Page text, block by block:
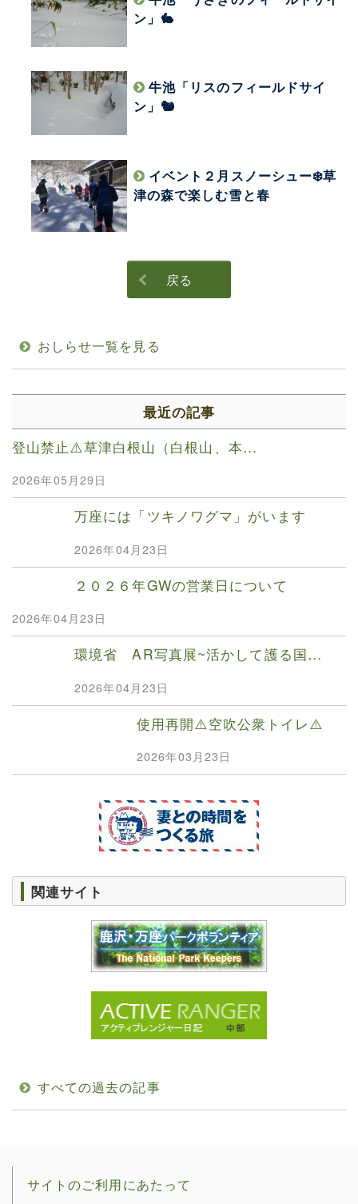
ン」🐇
牛池「リスのフィールドサイ
ン」🐿
イベント２月スノーシュー❄️草
津の森で楽しむ雪と春
戻る
おしらせ一覧を見る
最近の記事
登山禁止⚠️草津白根山（白根山、本…
2026年05月29日
万座には「ツキノワグマ」がいます
2026年04月23日
２０２６年GWの営業日について
2026年04月23日
環境省 AR写真展~活かして護る国…
2026年04月23日
使用再開⚠️空吹公衆トイレ⚠️
2026年03月23日
関連サイト
すべての過去の記事
サイトのご利用にあたって